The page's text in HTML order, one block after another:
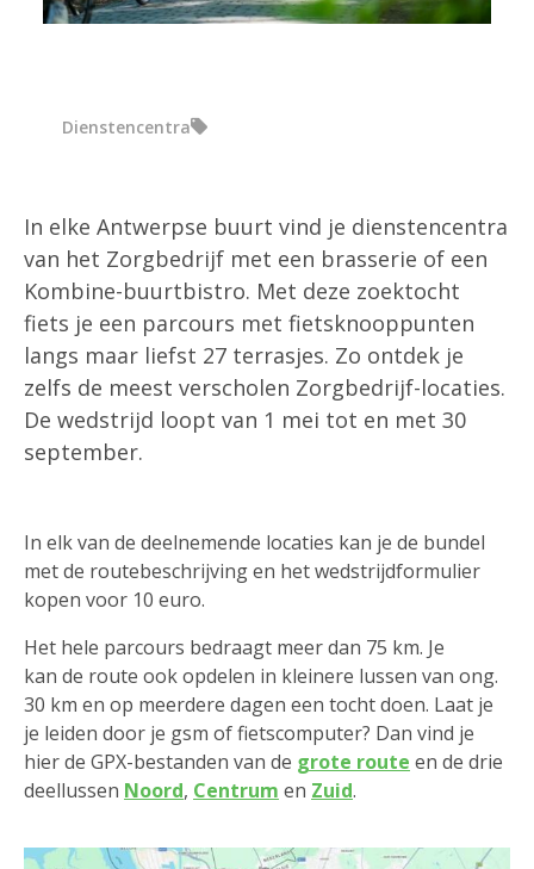
Dienstencentra
In elke Antwerpse buurt vind je dienstencentra
van het Zorgbedrijf met een brasserie of een
Kombine-buurtbistro. Met deze zoektocht
fiets je een parcours met fietsknooppunten
langs maar liefst 27 terrasjes. Zo ontdek je
zelfs de meest verscholen Zorgbedrijf-locaties.
De wedstrijd loopt van 1 mei tot en met 30
september.
In elk van de deelnemende locaties kan je de bundel
met de routebeschrijving en het wedstrijdformulier
kopen voor 10 euro.
Het hele parcours bedraagt meer dan 75 km. Je
kan de route ook opdelen in kleinere lussen van ong.
30 km en op meerdere dagen een tocht doen. Laat je
je leiden door je gsm of fietscomputer? Dan vind je
hier de GPX-bestanden van de grote route en de drie
deellussen Noord, Centrum en Zuid.